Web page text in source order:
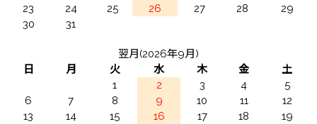
23
24 25 26 27 28
29
30
31
翌月(2026年9月)
日
月 火 水 木 金
土
1
2 3 4
5
6
7 8 9 10 11
12
13
14 15 16 17 18
19